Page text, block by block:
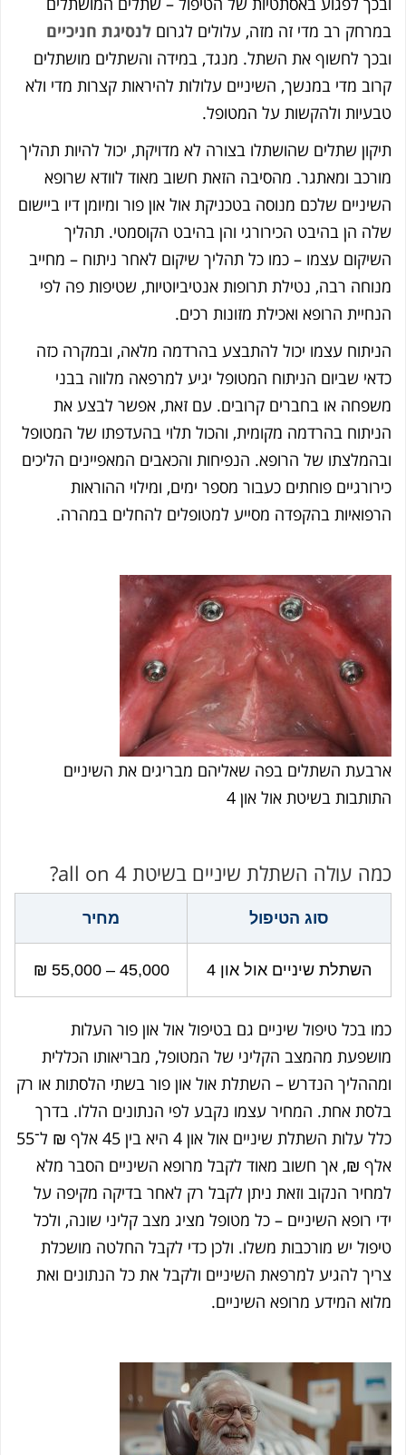
במרחק רב מדי זה מזה, עלולים לגרום לנסיגת חניכיים
ובכך לחשוף את השתל. מנגד, במידה והשתלים מושתלים
קרוב מדי במנשך, השיניים עלולות להיראות קצרות מדי ולא
טבעיות ולהקשות על המטופל.
תיקון שתלים שהושתלו בצורה לא מדויקת, יכול להיות תהליך
מורכב ומאתגר. מהסיבה הזאת חשוב מאוד לוודא שרופא
השיניים שלכם מנוסה בטכניקת אול און פור ומיומן דיו ביישום
שלה הן בהיבט הכירורגי והן בהיבט הקוסמטי. תהליך
השיקום עצמו – כמו כל תהליך שיקום לאחר ניתוח – מחייב
מנוחה רבה, נטילת תרופות אנטיביוטיות, שטיפות פה לפי
הנחיית הרופא ואכילת מזונות רכים.
הניתוח עצמו יכול להתבצע בהרדמה מלאה, ובמקרה כזה
כדאי שביום הניתוח המטופל יגיע למרפאה מלווה בבני
משפחה או בחברים קרובים. עם זאת, אפשר לבצע את
הניתוח בהרדמה מקומית, והכול תלוי בהעדפתו של המטופל
ובהמלצתו של הרופא. הנפיחות והכאבים המאפיינים הליכים
כירורגיים פוחתים כעבור מספר ימים, ומילוי ההוראות
הרפואיות בהקפדה מסייע למטופלים להחלים במהרה.
ארבעת השתלים בפה שאליהם מבריגים את השיניים
התותבות בשיטת אול און 4
כמה עולה השתלת שיניים בשיטת all on 4?
סוג הטיפול מחיר
השתלת שיניים אול און 4 45,000 – 55,000 ₪
כמו בכל טיפול שיניים גם בטיפול אול און פור העלות
מושפעת מהמצב הקליני של המטופל, מבריאותו הכללית
ומההליך הנדרש – השתלת אול און פור בשתי הלסתות או רק
בלסת אחת. המחיר עצמו נקבע לפי הנתונים הללו. בדרך
כלל עלות השתלת שיניים אול און 4 היא בין 45 אלף ₪ ל־55
אלף ₪, אך חשוב מאוד לקבל מרופא השיניים הסבר מלא
למחיר הנקוב וזאת ניתן לקבל רק לאחר בדיקה מקיפה על
ידי רופא השיניים – כל מטופל מציג מצב קליני שונה, ולכל
טיפול יש מורכבות משלו. ולכן כדי לקבל החלטה מושכלת
צריך להגיע למרפאת השיניים ולקבל את כל הנתונים ואת
מלוא המידע מרופא השיניים.